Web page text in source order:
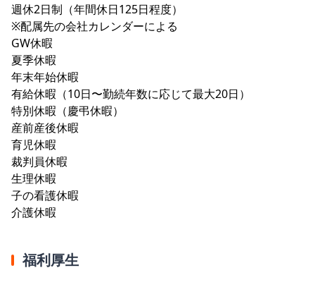
週休2日制（年間休日125日程度）
※配属先の会社カレンダーによる
GW休暇
夏季休暇
年末年始休暇
有給休暇（10日〜勤続年数に応じて最大20日）
特別休暇（慶弔休暇）
産前産後休暇
育児休暇
裁判員休暇
生理休暇
子の看護休暇
介護休暇
福利厚生